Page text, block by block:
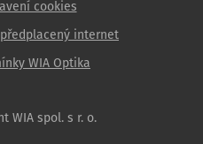
cookies
internet
WIA Optika
WIA spol. s r. o.